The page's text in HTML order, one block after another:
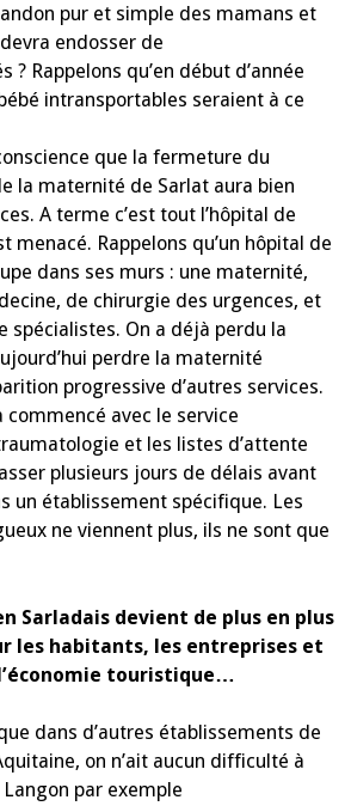
pur et simple des mamans et
endosser de
? Rappelons qu’en début d’année
intransportables seraient à ce
que la fermeture du
la maternité de Sarlat aura bien
A terme c’est tout l’hôpital de
menacé. Rappelons qu’un hôpital de
dans ses murs : une maternité,
de chirurgie des urgences, et
spécialistes. On a déjà perdu la
perdre la maternité
progressive d’autres services.
commencé avec le service
et les listes d’attente
plusieurs jours de délais avant
un établissement spécifique. Les
ne viennent plus, ils ne sont que
Sarladais devient de plus en plus
les habitants, les entreprises et
touristique…
dans d’autres établissements de
on n’ait aucun difficulté à
par exemple